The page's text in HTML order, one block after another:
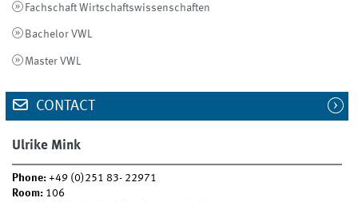
Fachschaft Wirtschaftswissenschaften
Bachelor VWL
Master VWL
CONTACT
Ulrike Mink
Phone: +49 (0)251 83- 22971
Room: 106